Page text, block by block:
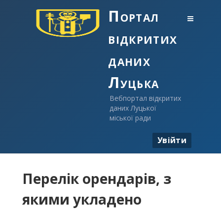
Портал
відкритих
даних
Луцька
Вебпортал відкритих
даних Луцької
міської ради
Увійти
Перелік орендарів, з
якими укладено